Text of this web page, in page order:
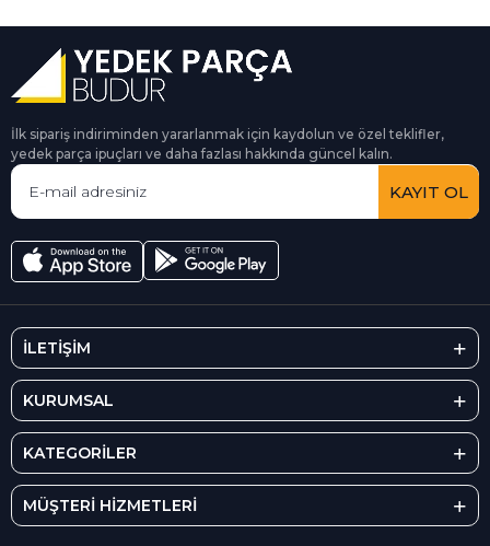
İlk sipariş indiriminden yararlanmak için kaydolun ve özel teklifler,
yedek parça ipuçları ve daha fazlası hakkında güncel kalın.
KAYIT OL
İLETİŞİM
KURUMSAL
KATEGORİLER
MÜŞTERİ HİZMETLERİ